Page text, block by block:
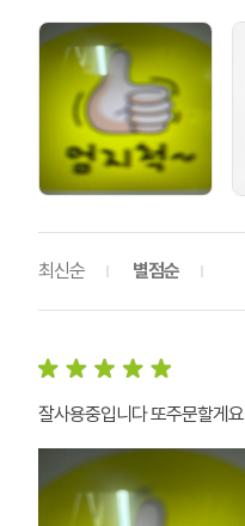
최신순 별점순
잘사용중입니다 또주문할게요